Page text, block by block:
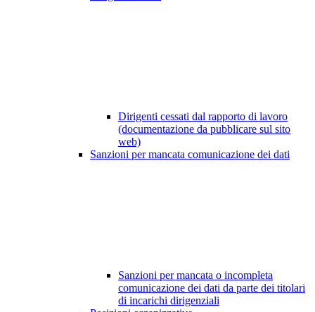
Dirigenti cessati dal rapporto di lavoro
(documentazione da pubblicare sul sito
web)
Sanzioni per mancata comunicazione dei dati
Sanzioni per mancata o incompleta
comunicazione dei dati da parte dei titolari
di incarichi dirigenziali